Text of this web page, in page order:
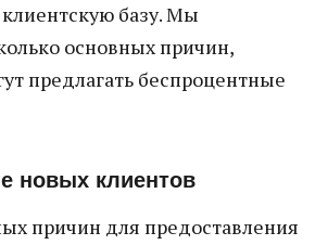
базу. Мы
основных причин,
предлагать беспроцентные
новых клиентов
причин для предоставления